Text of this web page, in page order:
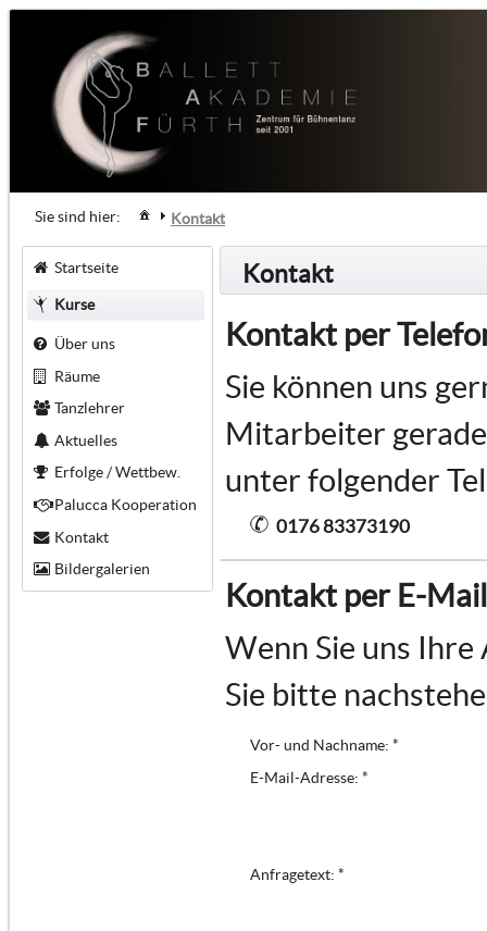
Sie sind hier: Kontakt
Startseite
Kurse
Über uns
Räume
Tanzlehrer
Aktuelles
Erfolge / Wettbew.
Palucca Kooperation
Kontakt
Bildergalerien
Kontakt
Kontakt per
Sie können uns
Mitarbeiter
unter folgender
0176 83373190
Kontakt per E-Mail
Wenn Sie uns
Sie bitte
Vor- und Nachname: *
E-Mail-Adresse: *
Anfragetext: *